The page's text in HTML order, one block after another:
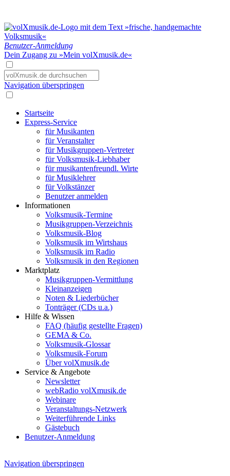
Benutzer-Anmeldung
Dein Zugang zu »Mein volXmusik.de«
Navigation überspringen
Startseite
Express-Service
für Musikanten
für Veranstalter
für Musikgruppen-Vertreter
für Volksmusik-Liebhaber
für musikantenfreundl. Wirte
für Musiklehrer
für Volkstänzer
Benutzer anmelden
Informationen
Volksmusik-Termine
Musikgruppen-Verzeichnis
Volksmusik-Blog
Volksmusik im Wirtshaus
Volksmusik im Radio
Volksmusik in den Regionen
Marktplatz
Musikgruppen-Vermittlung
Kleinanzeigen
Noten & Liederbücher
Tonträger (CDs u.a.)
Hilfe & Wissen
FAQ (häufig gestellte Fragen)
GEMA & Co.
Volksmusik-Glossar
Volksmusik-Forum
Über volXmusik.de
Service & Angebote
Newsletter
webRadio volXmusik.de
Webinare
Veranstaltungs-Netzwerk
Weiterführende Links
Gästebuch
Benutzer-Anmeldung
Navigation überspringen